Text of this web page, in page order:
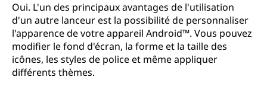
Oui. L'un des principaux avantages de l'utilisation
d'un autre lanceur est la possibilité de personnaliser
l'apparence de votre appareil Android™. Vous pouvez
modifier le fond d'écran, la forme et la taille des
icônes, les styles de police et même appliquer
différents thèmes.